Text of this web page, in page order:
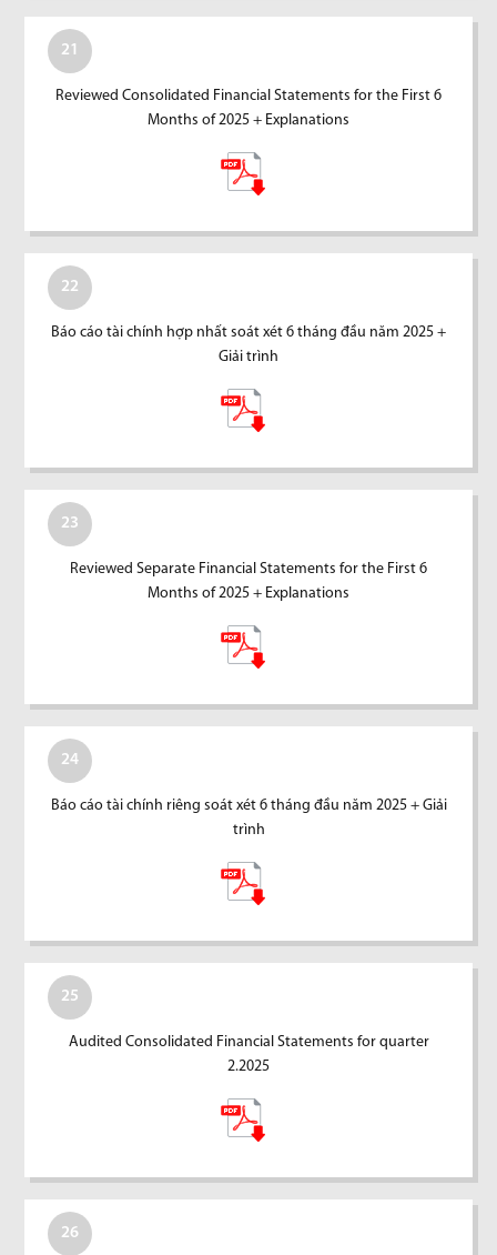
21
Reviewed Consolidated Financial Statements for the First 6
Months of 2025 + Explanations
22
Báo cáo tài chính hợp nhất soát xét 6 tháng đầu năm 2025 +
Giải trình
23
Reviewed Separate Financial Statements for the First 6
Months of 2025 + Explanations
24
Báo cáo tài chính riêng soát xét 6 tháng đầu năm 2025 + Giải
trình
25
Audited Consolidated Financial Statements for quarter
2.2025
26